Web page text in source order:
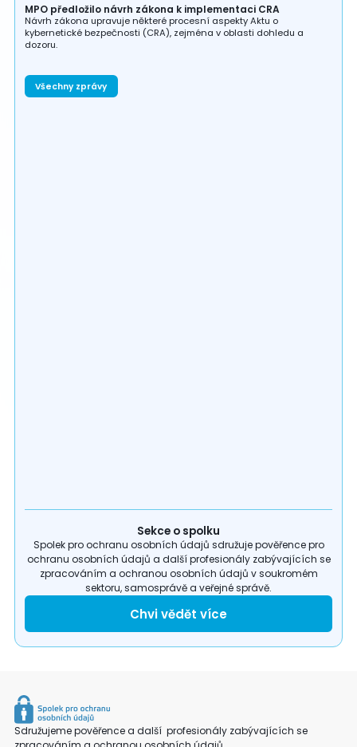
MPO předložilo návrh zákona k implementaci CRA
Návrh zákona upravuje některé procesní aspekty Aktu o
kybernetické bezpečnosti (CRA), zejména v oblasti dohledu a
dozoru.
Všechny zprávy
Sekce o spolku
Spolek pro ochranu osobních údajů sdružuje pověřence pro
ochranu osobních údajů a další profesionály zabývajících se
zpracováním a ochranou osobních údajů v soukromém
sektoru, samosprávě a veřejné správě.
Chvi vědět více
Sdružujeme pověřence a další profesionály zabývajících se